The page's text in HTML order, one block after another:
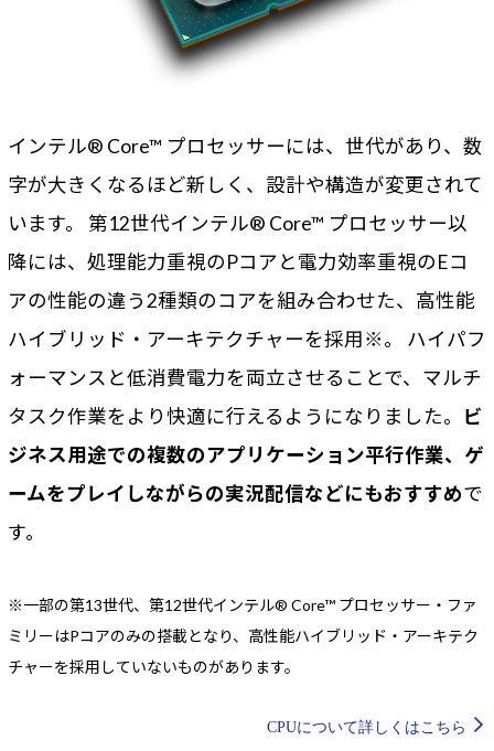
インテル® Core™ プロセッサーには、世代があり、数
字が大きくなるほど新しく、設計や構造が変更されて
います。 第12世代インテル® Core™ プロセッサー以
降には、処理能力重視のPコアと電力効率重視のEコ
アの性能の違う2種類のコアを組み合わせた、高性能
ハイブリッド・アーキテクチャーを採用※。 ハイパフ
ォーマンスと低消費電力を両立させることで、マルチ
タスク作業をより快適に行えるようになりました。 ビ
ジネス用途での複数のアプリケーション平行作業、ゲ
ームをプレイしながらの実況配信などにもおすすめで
す。
※一部の第13世代、第12世代インテル® Core™ プロセッサー・ファ
ミリーはPコアのみの搭載となり、高性能ハイブリッド・アーキテク
チャーを採用していないものがあります。
CPUについて詳しくはこちら